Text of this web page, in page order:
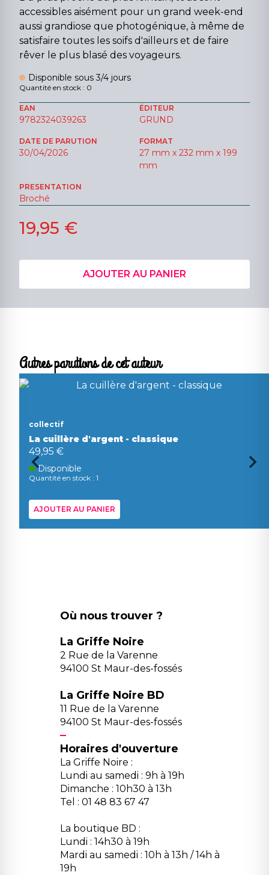
accessibles aisément pour un grand week-end
aussi grandiose que photogénique, à même de
satisfaire toutes les soifs d'ailleurs et de faire
rêver le plus blasé des voyageurs.
Disponible sous 3/4 jours
Quantité en stock : 0
EAN
9782324039263
ÉDITEUR
GRUND
DATE DE PARUTION
30/04/2026
FORMAT
27 mm x 232 mm x 199
mm
PRESENTATION
Broché
19,95 €
AJOUTER AU PANIER
Autres parutions de cet auteur
collectif
La cuillère d'argent - classique
49,95 €
Disponible
Quantité en stock : 1
AJOUTER AU PANIER
Où nous trouver ?
La Griffe Noire
2 Rue de la Varenne
94100 St Maur-des-fossés
La Griffe Noire BD
11 Rue de la Varenne
94100 St Maur-des-fossés
Horaires d'ouverture
La Griffe Noire :
Lundi au samedi : 9h à 19h
Dimanche : 10h30 à 13h
Tel : 01 48 83 67 47
La boutique BD :
Lundi : 14h30 à 19h
Mardi au samedi : 10h à 13h / 14h à
19h